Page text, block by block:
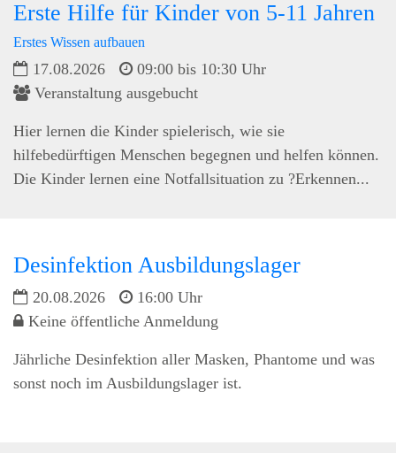
Erste Hilfe für Kinder von 5-11 Jahren
Erstes Wissen aufbauen
17.08.2026
09:00 bis 10:30 Uhr
Veranstaltung ausgebucht
Hier lernen die Kinder spielerisch, wie sie
hilfebedürftigen Menschen begegnen und helfen können.
Die Kinder lernen eine Notfallsituation zu ?Erkennen...
Desinfektion Ausbildungslager
20.08.2026
16:00 Uhr
Keine öffentliche Anmeldung
Jährliche Desinfektion aller Masken, Phantome und was
sonst noch im Ausbildungslager ist.